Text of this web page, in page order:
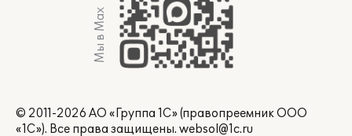
Мы в Max
© 2011-2026 АО «Группа 1С» (правопреемник ООО
«1С»). Все права защищены. websol@1c.ru